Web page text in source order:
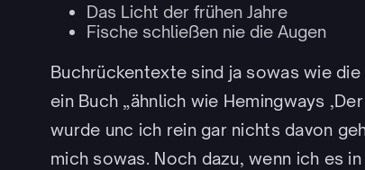
Das Licht der frühen Jahre
Fische schließen nie die Augen
Buchrückentexte sind ja sowas wie
ein Buch „ähnlich wie Hemingways
wurde unc ich rein gar nichts davon
mich sowas. Noch dazu, wenn ich es